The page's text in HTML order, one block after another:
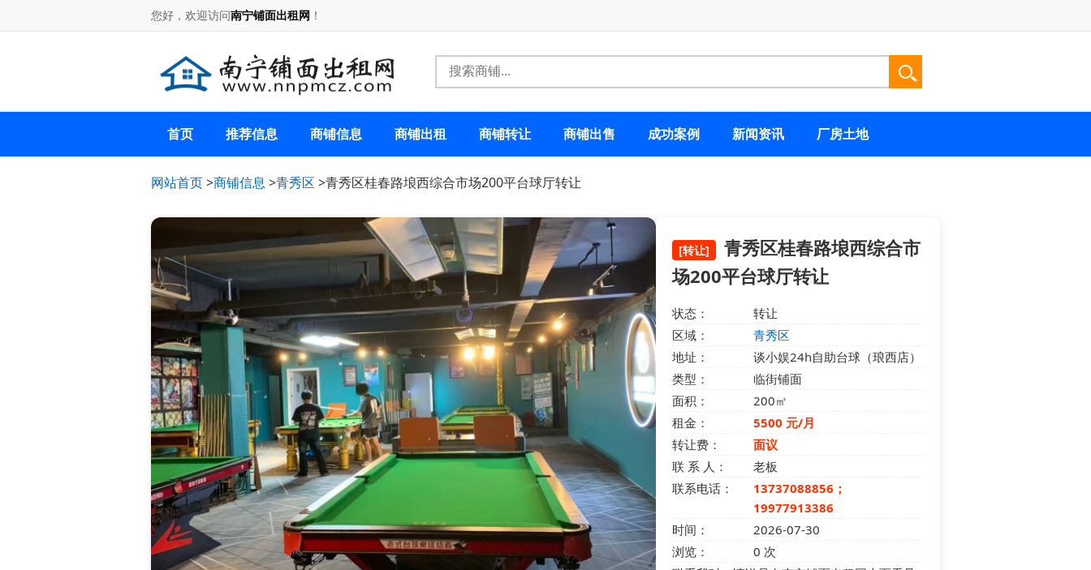
您好，欢迎访问南宁铺面出租网 ！
首页 推荐信息 商铺信息 商铺出租 商铺转让 商铺出售 成功案例 新闻资讯 厂房土地
网站首页>商铺信息 >青秀区 >青秀区桂春路埌西综合市场200平台球厅转让
[转让]
青秀区桂春路埌西综合市
场200平台球厅转让
状态：
转让
区域：
青秀区
地址：
谈小娱24h自助台球（琅西店）
类型：
临街铺面
面积：
200㎡
租金：
5500 元/月
转让费：
面议
联 系 人：
老板
联系电话：
13737088856；
19977913386
时间：
2026-07-30
浏览：
0 次